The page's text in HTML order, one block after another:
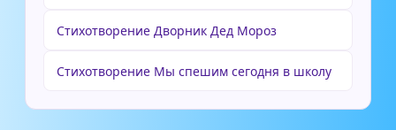
Стихотворение Дворник Дед Мороз
Стихотворение Мы спешим сегодня в школу